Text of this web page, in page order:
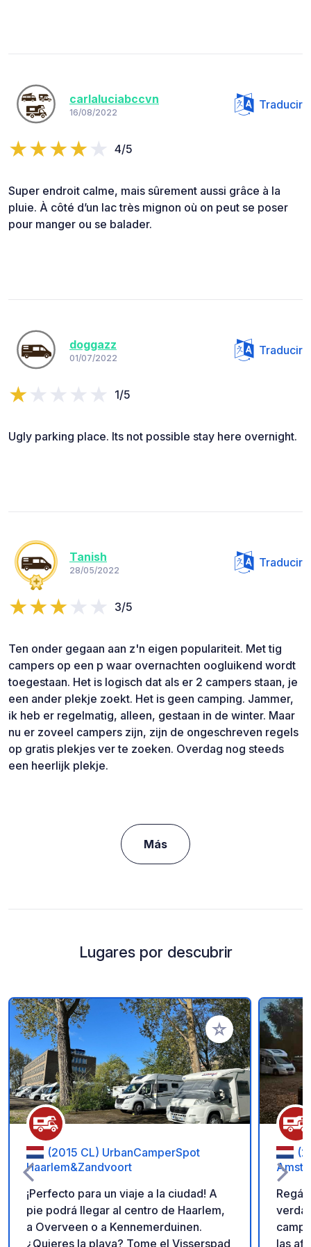
carlaluciabccvn
16/08/2022
Traducir
4/5
Super endroit calme, mais sûrement aussi grâce à la
pluie. À côté d’un lac très mignon où on peut se poser
pour manger ou se balader.
doggazz
01/07/2022
Traducir
1/5
Ugly parking place. Its not possible stay here overnight.
Tanish
28/05/2022
Traducir
3/5
Ten onder gegaan aan z'n eigen populariteit. Met tig
campers op een p waar overnachten oogluikend wordt
toegestaan. Het is logisch dat als er 2 campers staan, je
een ander plekje zoekt. Het is geen camping. Jammer,
ik heb er regelmatig, alleen, gestaan in de winter. Maar
nu er zoveel campers zijn, zijn de ongeschreven regels
op gratis plekjes ver te zoeken. Overdag nog steeds
een heerlijk plekje.
Más
Lugares por descubrir
Añadir a tus
(2015 CL) UrbanCamperSpot
Haarlem&Zandvoort
¡Perfecto para un viaje a la ciudad! A
pie podrá llegar al centro de Haarlem,
a Overveen o a Kennemerduinen.
¿Quieres la playa? Tome el Visserspad
las